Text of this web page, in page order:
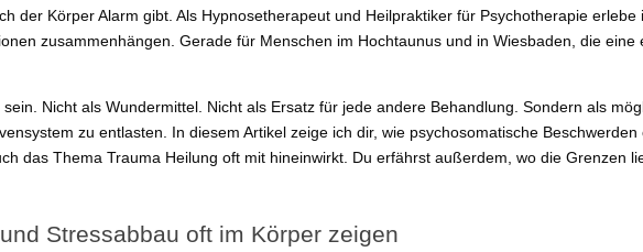
der Körper Alarm gibt. Als Hypnosetherapeut und Heilpraktiker für Psychotherapie
zusammenhängen. Gerade für Menschen im Hochtaunus und in Wiesbaden, die
Nicht als Wundermittel. Nicht als Ersatz für jede andere Behandlung. Sondern als
zu entlasten. In diesem Artikel zeige ich dir, wie psychosomatische
das Thema Trauma Heilung oft mit hineinwirkt. Du erfährst außerdem, wo die Grenzen
Stressabbau oft im Körper zeigen